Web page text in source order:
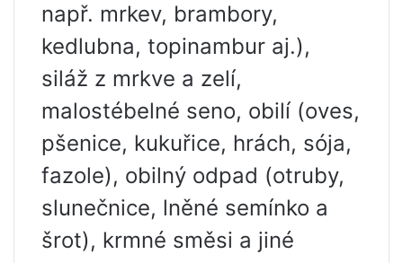
např. mrkev, brambory,
kedlubna, topinambur aj.),
siláž z mrkve a zelí,
malostébelné seno, obilí (oves,
pšenice, kukuřice, hrách, sója,
fazole), obilný odpad (otruby,
slunečnice, lněné semínko a
šrot), krmné směsi a jiné